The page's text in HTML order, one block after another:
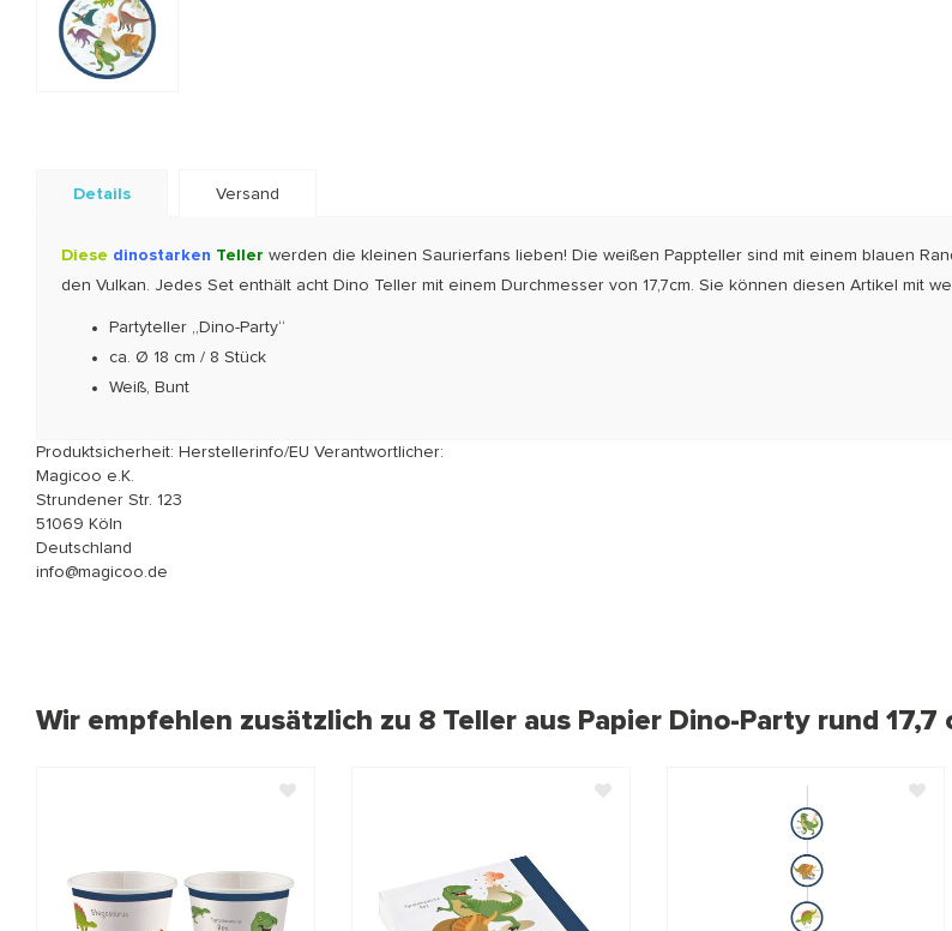
Details Versand
Diese dinostarken Teller werden die kleinen Saurierfans lieben! Die weißen Pappteller sind mit einem blauen
den Vulkan. Jedes Set enthält acht Dino Teller mit einem Durchmesser von 17,7cm. Sie können diesen Artikel mit
Partyteller „Dino-Party“
ca. Ø 18 cm / 8 Stück
Weiß, Bunt
Produktsicherheit: Herstellerinfo/EU Verantwortlicher:
Magicoo e.K.
Strundener Str. 123
51069 Köln
Deutschland
info@magicoo.de
Wir empfehlen zusätzlich zu 8 Teller aus Papier Dino-Party rund 17,7